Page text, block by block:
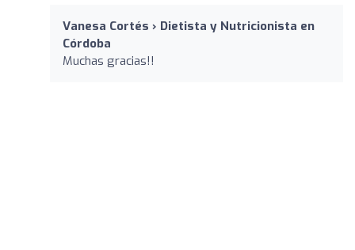
Vanesa Cortés › Dietista y Nutricionista en
Córdoba
Muchas gracias!!